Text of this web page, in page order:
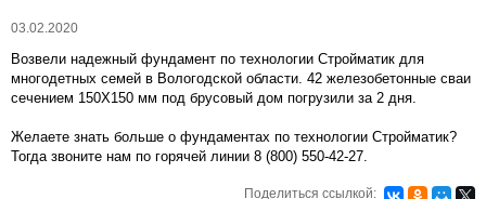
03.02.2020
Возвели надежный фундамент по технологии Стройматик для
многодетных семей в Вологодской области. 42 железобетонные сваи
сечением 150Х150 мм под брусовый дом погрузили за 2 дня.
Желаете знать больше о фундаментах по технологии Стройматик?
Тогда звоните нам по горячей линии 8 (800) 550-42-27.
Поделиться ссылкой: